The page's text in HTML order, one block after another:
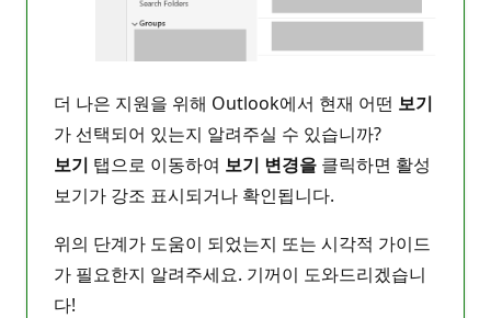
더 나은 지원을 위해 Outlook에서 현재 어떤 보기
가 선택되어 있는지 알려주실 수 있습니까?
보기 탭으로 이동하여 보기 변경을 클릭하면 활성
보기가 강조 표시되거나 확인됩니다.
위의 단계가 도움이 되었는지 또는 시각적 가이드
가 필요한지 알려주세요. 기꺼이 도와드리겠습니
다!